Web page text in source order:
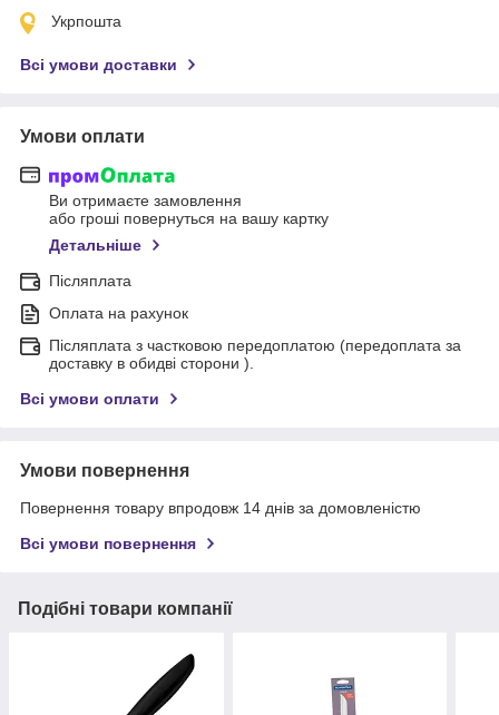
Укрпошта
Всі умови доставки
Умови оплати
Ви отримаєте замовлення
або гроші повернуться на вашу картку
Детальніше
Післяплата
Оплата на рахунок
Післяплата з частковою передоплатою (передоплата за
доставку в обидві сторони ).
Всі умови оплати
Умови повернення
Повернення товару впродовж 14 днів за домовленістю
Всі умови повернення
Подібні товари компанії